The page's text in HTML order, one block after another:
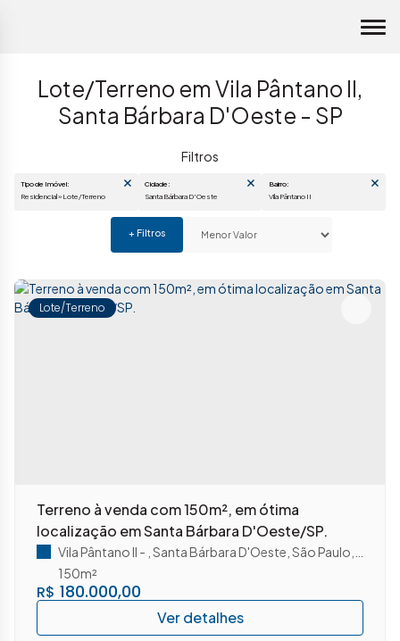
Lote/Terreno em Vila Pântano II,
Santa Bárbara D'Oeste - SP
Residencial » Lote/Terreno Santa Bárbara D'Oeste
Lote/Terreno
Terreno à venda com 150m², em ótima
localização em Santa Bárbara D'Oeste/SP.
R$ 180.000,00
Vila Pântano II Santa Bárbara D'Oeste São Paulo
150m²